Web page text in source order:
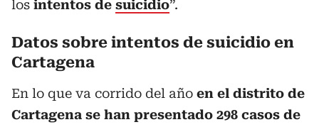
los intentos de suicidio”.
Datos sobre intentos de suicidio en
Cartagena
En lo que va corrido del año en el distrito de
Cartagena se han presentado 298 casos de